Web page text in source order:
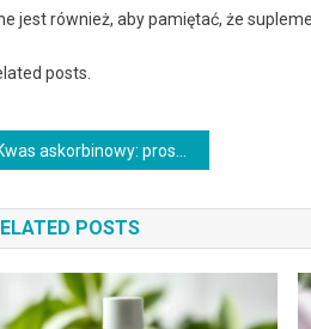
jest również, aby pamiętać, że
posts.
askorbinowy: proste schematy na start i dla skóry wrażliwej
POSTS